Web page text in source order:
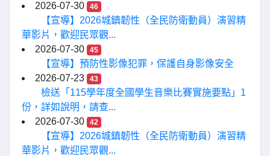
2026-07-30
46
【宣導】2026城鎮韌性（全民防衛動員）演習精
華影片，歡迎民眾觀...
2026-07-30
45
【宣導】預防性影像犯罪，保護自身影像安全
2026-07-23
43
檢送「115學年度全國學生音樂比賽實施要點」1
份，詳如說明，請查...
2026-07-30
42
【宣導】2026城鎮韌性（全民防衛動員）演習精
華影片，歡迎民眾觀...